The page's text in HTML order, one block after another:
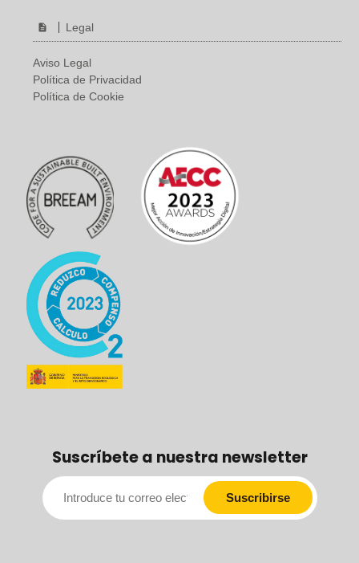
Legal
Aviso Legal
Política de Privacidad
Política de Cookie
Suscríbete a nuestra newsletter